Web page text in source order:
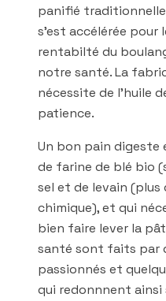
panifié
s’est accélérée
rentabilté du
notre santé. La
nécessite de l’huile
patience.
Un bon pain digeste
de farine de blé bio
sel et de levain (plus
chimique), et qui
bien faire lever la
santé sont faits par
passionnés et
qui redonnnent ainsi